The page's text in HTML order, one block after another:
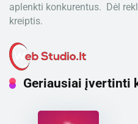
aplenkti konkurentus. Dėl
kreiptis.
Geriausiai įvertinti